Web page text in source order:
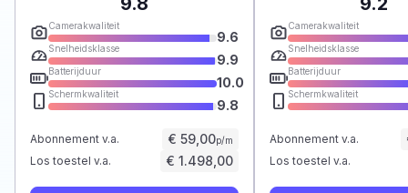
Camerakwaliteit
9.6
Snelheidsklasse
9.9
Batterijduur
10.0
Schermkwaliteit
9.8
Abonnement v.a. € 59,00p/m
Los toestel v.a. € 1.498,00
Camerakwaliteit
Snelheidsklasse
Batterijduur
Schermkwaliteit
Abonnement v.a.
Los toestel v.a.